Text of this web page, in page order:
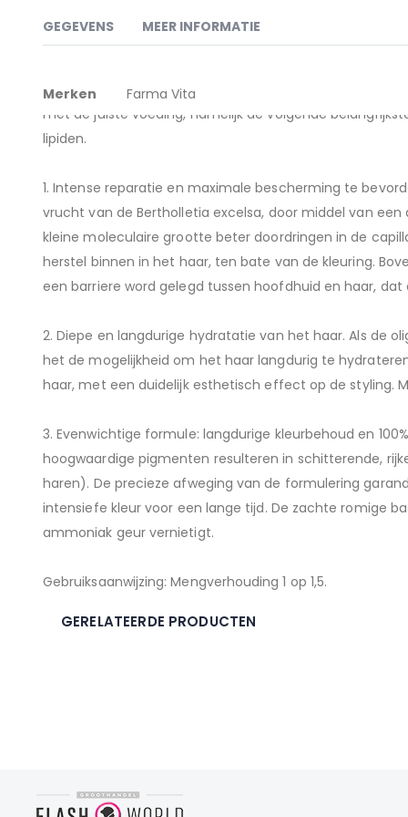
het
begin
afbeeldingen-
GEGEVENS
FarmaVita Life Color Plus, Excelsa Hp technology, deze
met de juiste voeding, namelijk de volgende
lipiden.
1. Intense reparatie en maximale bescherming te
vrucht van de Bertholletia excelsa, door middel van
kleine moleculaire grootte beter doordringen in de
herstel binnen in het haar, ten bate van de kleuring.
een barriere word gelegd tussen hoofdhuid en haar,
2. Diepe en langdurige hydratatie van het haar. Als de
het de mogelijkheid om het haar langdurig te
haar, met een duidelijk esthetisch effect op de styling.
3. Evenwichtige formule: langdurige kleurbehoud en
hoogwaardige pigmenten resulteren in schitterende,
haren). De precieze afweging van de formulering
intensiefe kleur voor een lange tijd. De zachte romige
ammoniak geur vernietigt.
Gebruiksaanwijzing: Mengverhouding 1 op 1,5.
MEER INFORMATIE
Meer
informatie
Merken Farma Vita
GERELATEERDE PRODUCTEN